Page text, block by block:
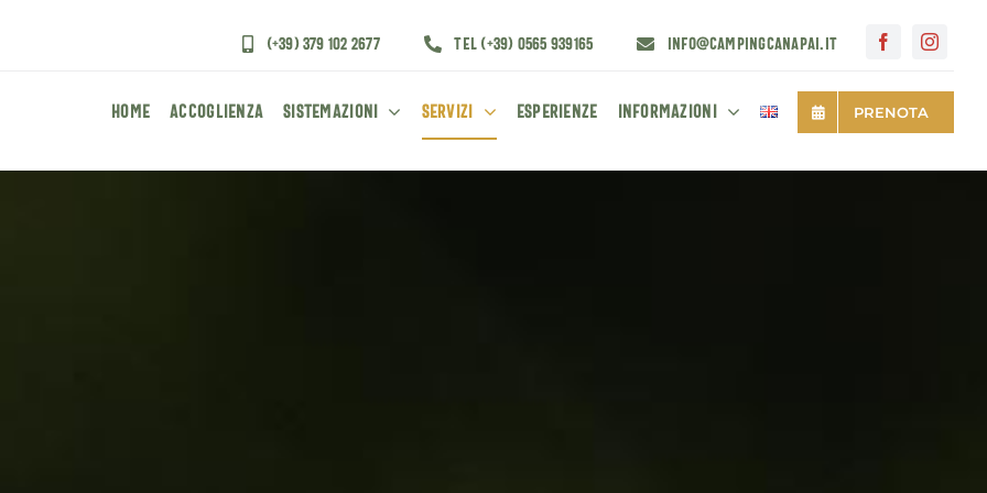
(+39) 379 102 2677 Tel (+39) 0565 939165 info@campingcanapai.it
Home Accoglienza Sistemazioni Servizi Esperienze Informazioni PRENOTA